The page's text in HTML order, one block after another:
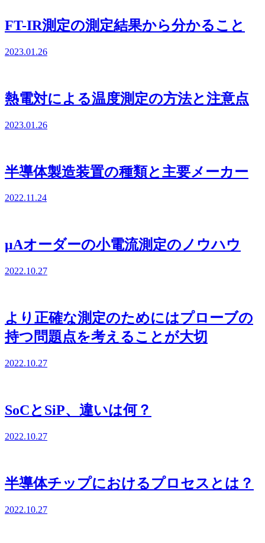
FT-IR測定の測定結果から分かること
2023.01.26
熱電対による温度測定の方法と注意点
2023.01.26
半導体製造装置の種類と主要メーカー
2022.11.24
μAオーダーの小電流測定のノウハウ
2022.10.27
より正確な測定のためにはプローブの
持つ問題点を考えることが大切
2022.10.27
SoCとSiP、違いは何？
2022.10.27
半導体チップにおけるプロセスとは？
2022.10.27